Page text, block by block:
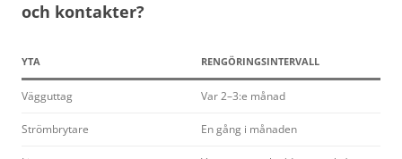
och kontakter?
YTA RENGÖRINGSINTERVALL
Vägguttag Var 2–3:e månad
Strömbrytare En gång i månaden